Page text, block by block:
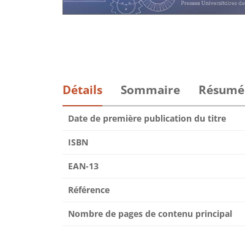
Détails Sommaire Résumé
Date de première publication du titre
ISBN
EAN-13
Référence
Nombre de pages de contenu principal